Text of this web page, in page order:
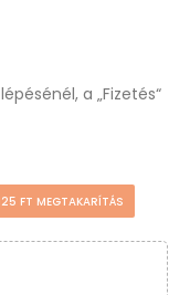
a „Fizetés“
FT MEGTAKARÍTÁS